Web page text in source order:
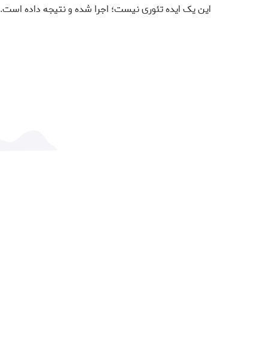
این یک ایده تئوری نیست؛ اجرا شده و نتیجه داده است.